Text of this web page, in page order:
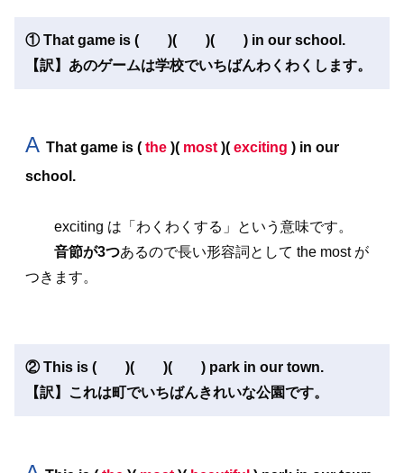
① That game is ( )( )( ) in our school.
【訳】あのゲームは学校でいちばんわくわくします。
A That game is ( the )( most)( exciting ) in our
school.
exciting は「わくわくする」という意味です。
音節が3つあるので長い形容詞として the most が
つきます。
② This is ( )( )( ) park in our town.
【訳】これは町でいちばんきれいな公園です。